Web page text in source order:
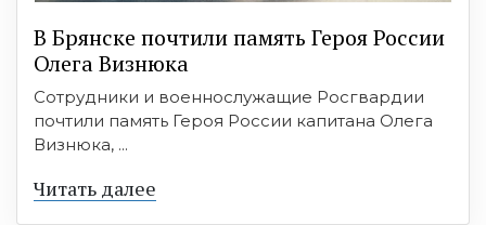
В Брянске почтили память Героя России
Олега Визнюка
Сотрудники и военнослужащие Росгвардии
почтили память Героя России капитана Олега
Визнюка, ...
Читать далее